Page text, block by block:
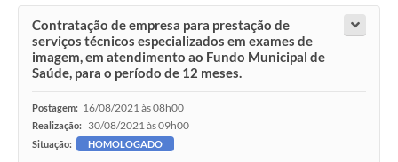
Contratação de empresa para prestação de
serviços técnicos especializados em exames de
imagem, em atendimento ao Fundo Municipal de
Saúde, para o período de 12 meses.
Postagem: 16/08/2021 às 08h00
Realização: 30/08/2021 às 09h00
Situação: HOMOLOGADO